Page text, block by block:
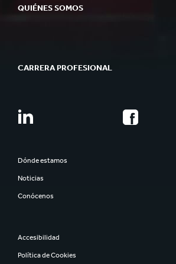
QUIÉNES SOMOS
CARRERA PROFESIONAL
Dónde estamos
Noticias
Conócenos
Accesibilidad
Política de Cookies